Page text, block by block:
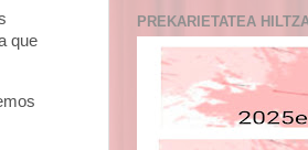
que
PREKARIETATEA